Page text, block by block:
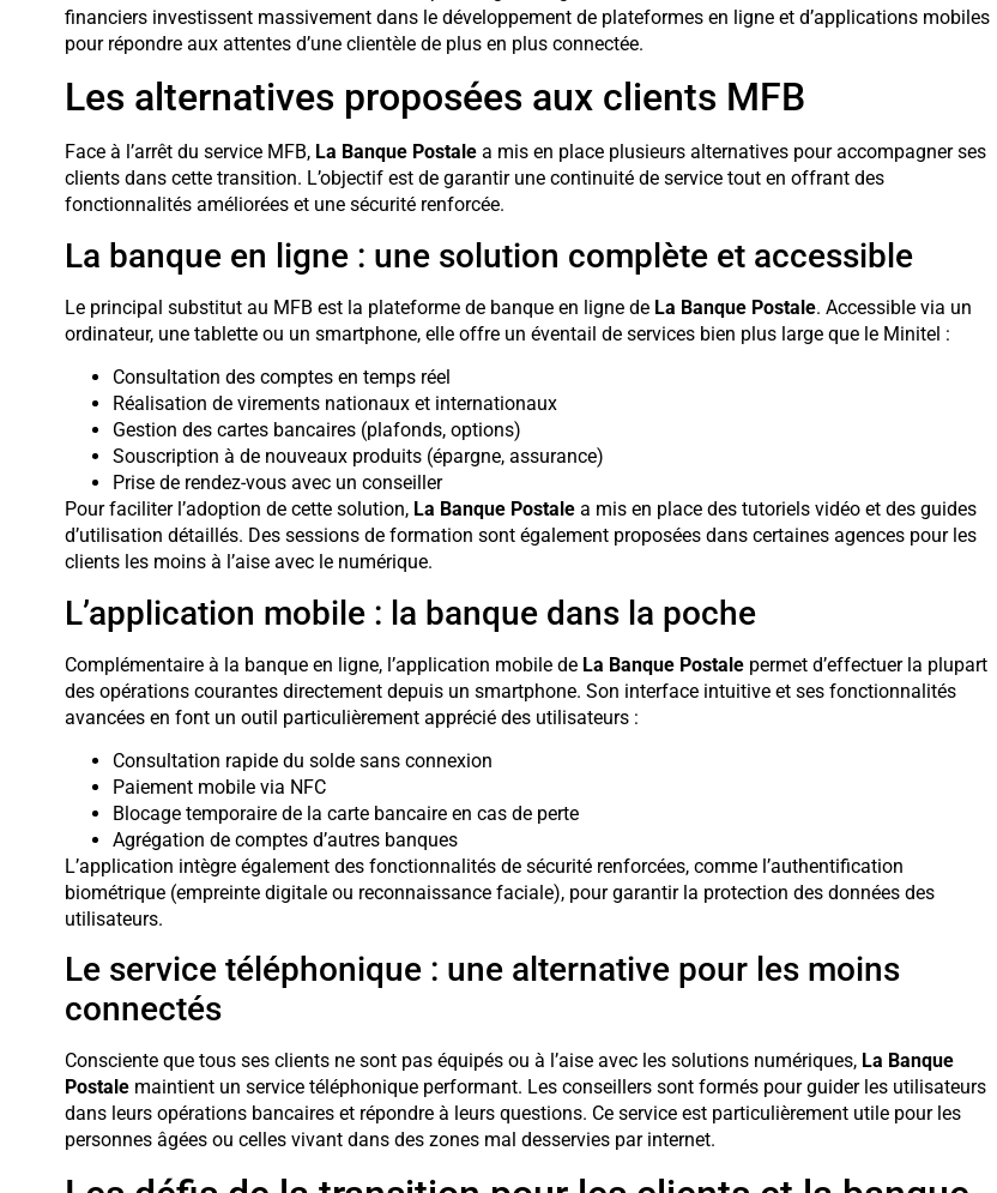
financiers investissent massivement dans le développement de plateformes en ligne et d’applications mobiles
pour répondre aux attentes d’une clientèle de plus en plus connectée.
Les alternatives proposées aux clients MFB
Face à l’arrêt du service MFB, La Banque Postalea mis en place plusieurs alternatives pour accompagner ses
clients dans cette transition. L’objectif est de garantir une continuité de service tout en offrant des
fonctionnalités améliorées et une sécurité renforcée.
La banque en ligne : une solution complète et accessible
Le principal substitut au MFB est la plateforme de banque en ligne de La Banque Postale. Accessible via un
ordinateur, une tablette ou un smartphone, elle offre un éventail de services bien plus large que le Minitel :
Consultation des comptes en temps réel
Réalisation de virements nationaux et internationaux
Gestion des cartes bancaires (plafonds, options)
Souscription à de nouveaux produits (épargne, assurance)
Prise de rendez-vous avec un conseiller
Pour faciliter l’adoption de cette solution, La Banque Postalea mis en place des tutoriels vidéo et des guides
d’utilisation détaillés. Des sessions de formation sont également proposées dans certaines agences pour les
clients les moins à l’aise avec le numérique.
L’application mobile : la banque dans la poche
Complémentaire à la banque en ligne, l’application mobile de La Banque Postalepermet d’effectuer la plupart
des opérations courantes directement depuis un smartphone. Son interface intuitive et ses fonctionnalités
avancées en font un outil particulièrement apprécié des utilisateurs :
Consultation rapide du solde sans connexion
Paiement mobile via NFC
Blocage temporaire de la carte bancaire en cas de perte
Agrégation de comptes d’autres banques
L’application intègre également des fonctionnalités de sécurité renforcées, comme l’authentification
biométrique (empreinte digitale ou reconnaissance faciale), pour garantir la protection des données des
utilisateurs.
Le service téléphonique : une alternative pour les moins
connectés
Consciente que tous ses clients ne sont pas équipés ou à l’aise avec les solutions numériques, La Banque
Postalemaintient un service téléphonique performant. Les conseillers sont formés pour guider les utilisateurs
dans leurs opérations bancaires et répondre à leurs questions. Ce service est particulièrement utile pour les
personnes âgées ou celles vivant dans des zones mal desservies par internet.